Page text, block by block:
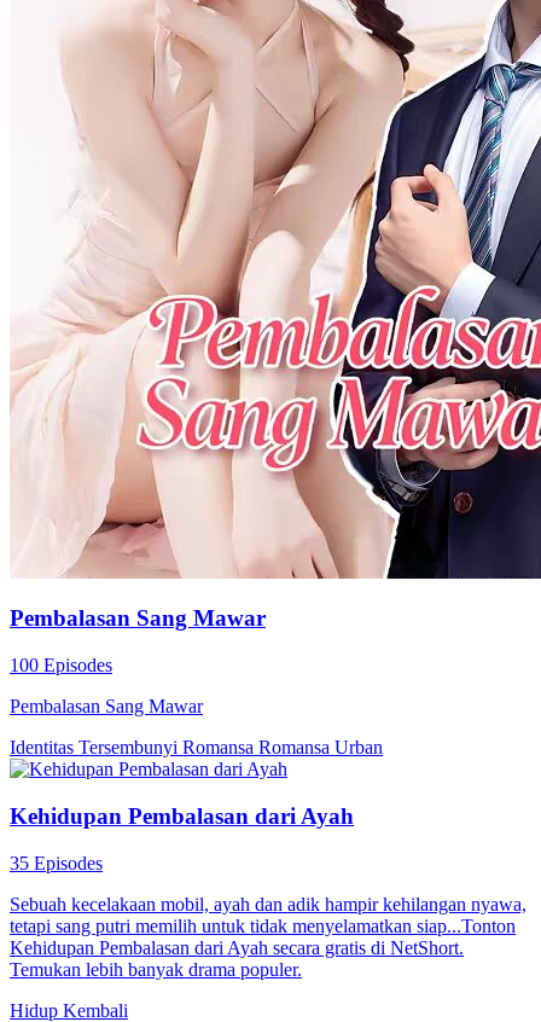
Pembalasan Sang Mawar
100 Episodes
Pembalasan Sang Mawar
Identitas Tersembunyi Romansa Romansa Urban
Kehidupan Pembalasan dari Ayah
35 Episodes
Sebuah kecelakaan mobil, ayah dan adik hampir kehilangan nyawa,
tetapi sang putri memilih untuk tidak menyelamatkan siap...Tonton
Kehidupan Pembalasan dari Ayah secara gratis di NetShort.
Temukan lebih banyak drama populer.
Hidup Kembali